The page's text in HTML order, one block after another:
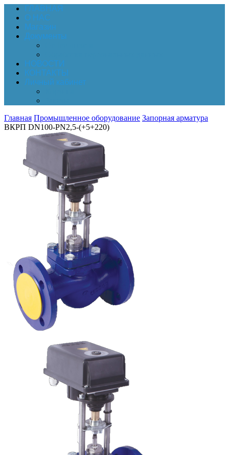
ГЛАВНАЯ
О НАС
Магазин
Документы
НОВОСТИ
КОНТАКТЫ
Личный кабинет
Главная Промышленное оборудование Запорная арматура
ВКРП DN100-PN2,5-(+5+220)